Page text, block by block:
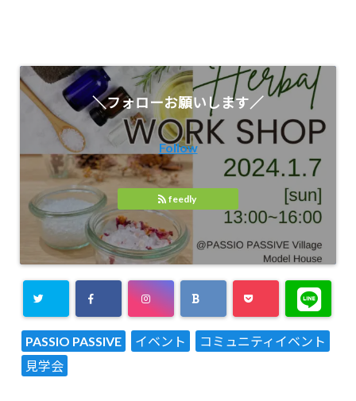
＼フォローお願いします／
Follow
feedly
PASSIO PASSIVE イベント
コミュニティイベント
見学会